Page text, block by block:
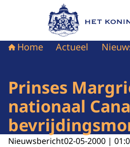
Naar de homepage
Home Actueel
Prinses
nationaal
Nieuwsbericht02-05-2000 |